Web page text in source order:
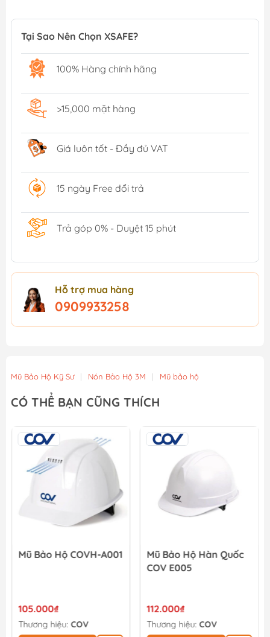
Tại Sao Nên Chọn XSAFE?
100% Hàng chính hãng
>15,000 mặt hàng
Giá luôn tốt - Đầy đủ VAT
15 ngày Free đổi trả
Trả góp 0% - Duyệt 15 phút
Hỗ trợ mua hàng
0909933258
Mũ Bảo Hộ Kỹ Sư | Nón Bảo Hộ 3M | Mũ bảo hộ
CÓ THỂ BẠN CŨNG THÍCH
Mũ Bảo Hộ COVH-A001
105.000₫
Thương hiệu: COV
Mũ Bảo Hộ Hàn Quốc
COV E005
112.000₫
Thương hiệu:COV